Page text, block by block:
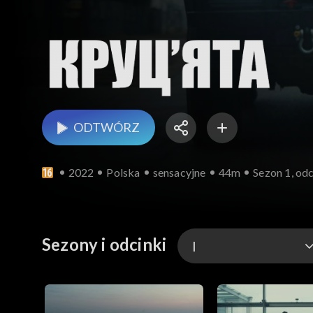
ODTWÓRZ
2022 Polska sensacyjne 44m Sezon 1,
Sezony i odcinki I
I